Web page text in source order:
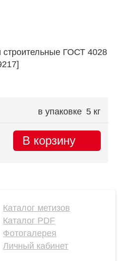
строительные ГОСТ 4028
в упаковке 5 кг
В корзину
Каталог метизов
Каталог PDF
Фотогалерея
Личный кабинет